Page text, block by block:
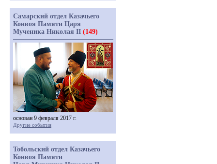
Самарский отдел Казачьего
Конвоя Памяти Царя
Мученика Николая II (149)
основан 9 февраля 2017 г.
Другие события
Тобольский отдел Казачьего
Конвоя Памяти